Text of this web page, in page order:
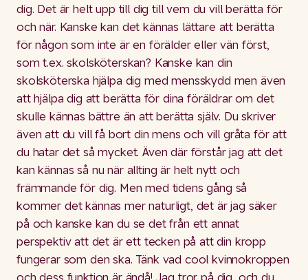
dig. Det är helt upp till dig till vem du vill berätta för
och när. Kanske kan det kännas lättare att berätta
för någon som inte är en förälder eller vän först,
som t.ex. skolsköterskan? Kanske kan din
skolsköterska hjälpa dig med mensskydd men även
att hjälpa dig att berätta för dina föräldrar om det
skulle kännas bättre än att berätta själv. Du skriver
även att du vill få bort din mens och vill gråta för att
du hatar det så mycket. Även där förstår jag att det
kan kännas så nu när allting är helt nytt och
främmande för dig. Men med tidens gång så
kommer det kännas mer naturligt, det är jag säker
på och kanske kan du se det från ett annat
perspektiv att det är ett tecken på att din kropp
fungerar som den ska. Tänk vad cool kvinnokroppen
och dess funktion är ändå! Jag tror på dig, och du